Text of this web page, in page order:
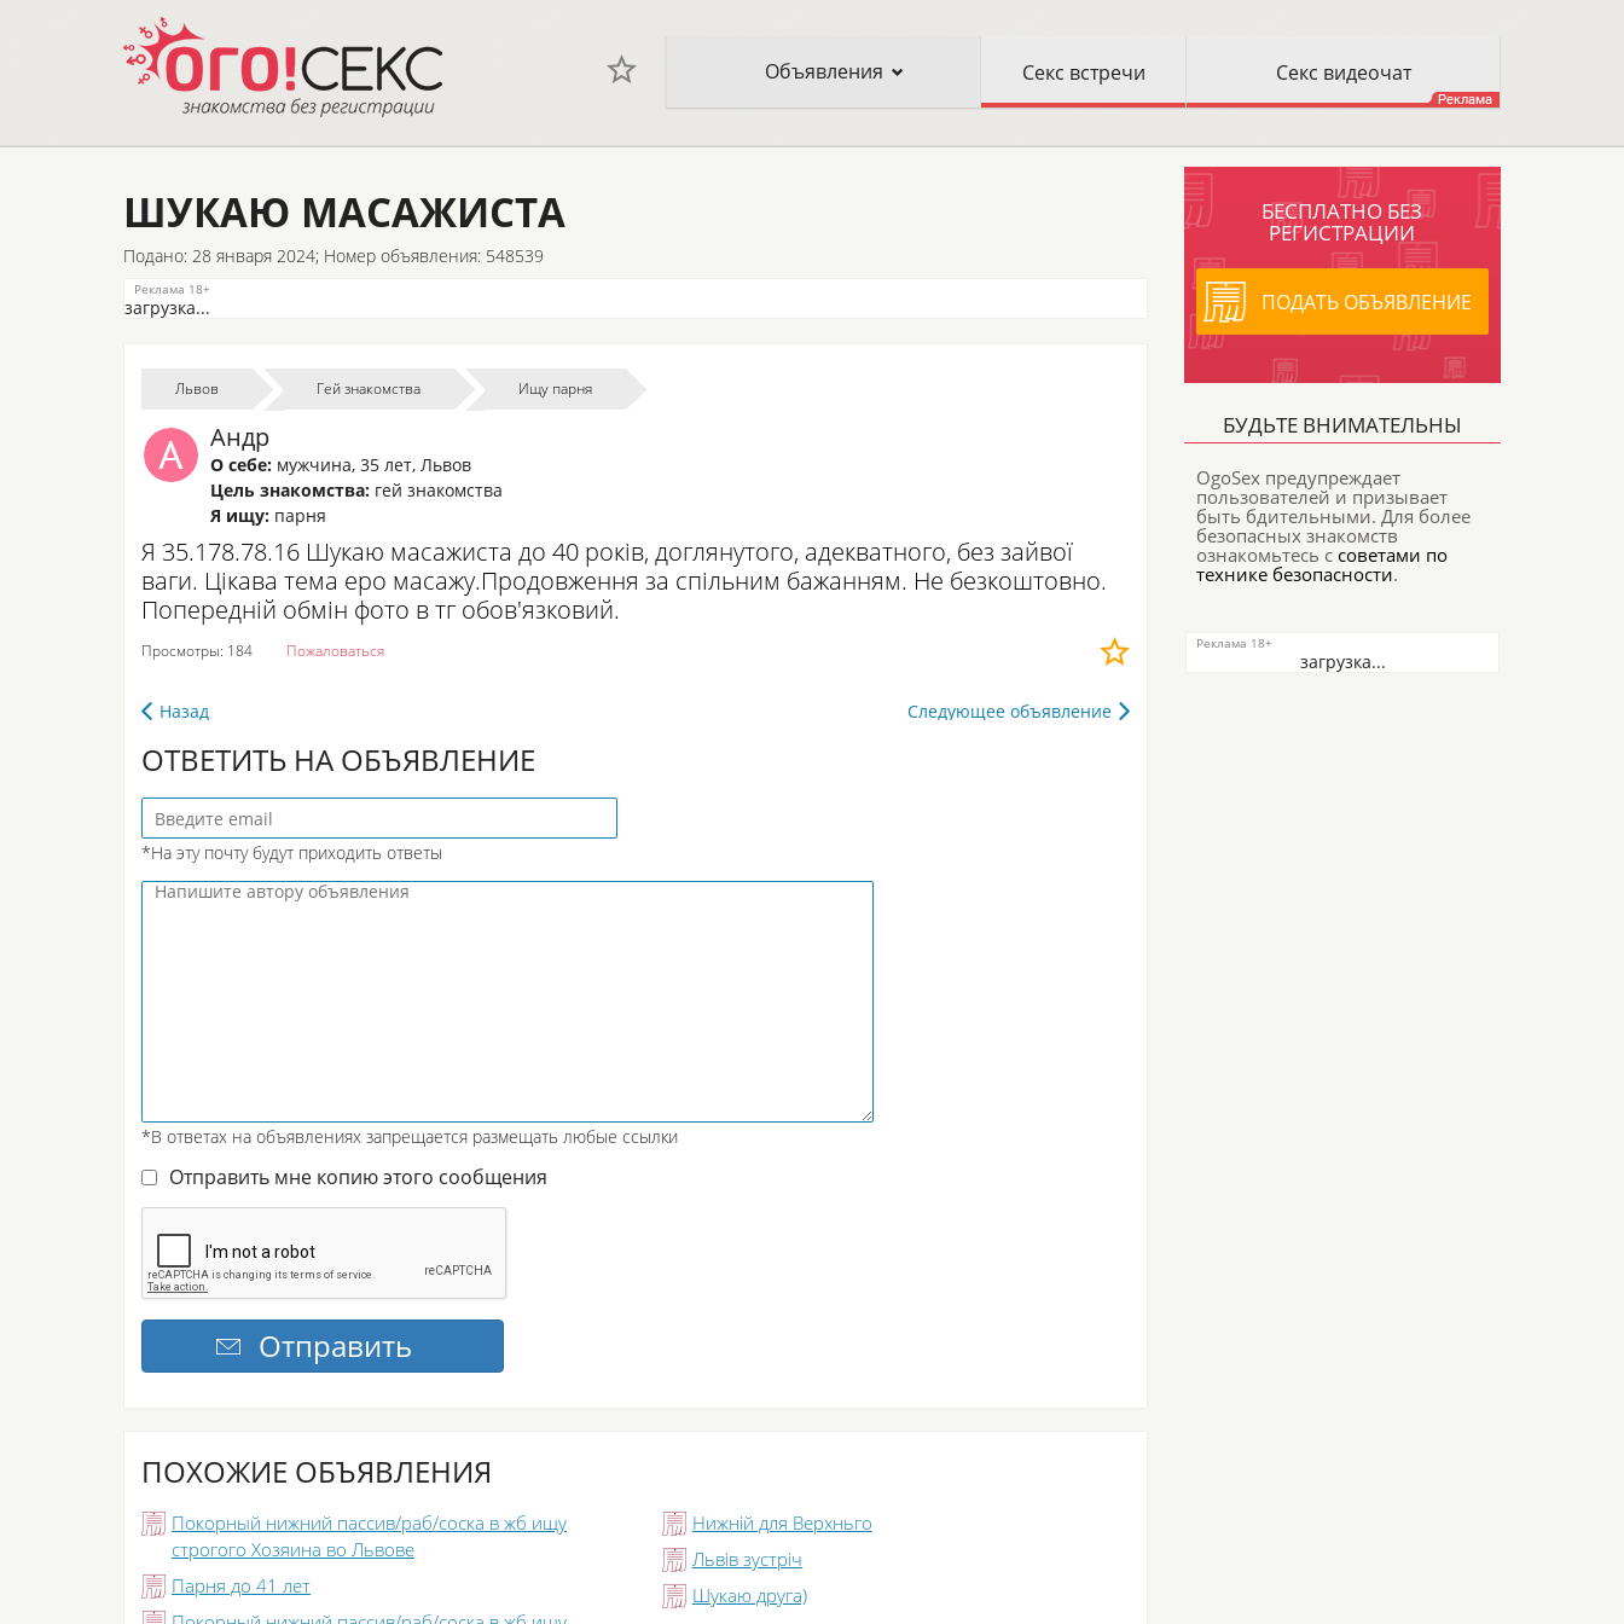
Объявления
ШУКАЮ МАСАЖИСТА
Подано: 28 января 2024; Номер объявления: 548539
БЕСПЛАТНО БЕЗ
РЕГИСТРАЦИИ
ПОДАТЬ ОБЪЯВЛЕНИЕ
БУДЬТЕ ВНИМАТЕЛЬНЫ
OgoSex предупреждает
пользователей и призывает
быть бдительными. Для более
безопасных знакомств
ознакомьтесь с советами по
технике безопасности.
загрузка...
загрузка...
Львов Гей знакомства Ищу парня
Андр
О себе: мужчина, 35 лет, Львов
Цель знакомства: гей знакомства
Я ищу: парня
Я 35.178.78.16 Шукаю масажиста до 40 років, доглянутого, адекватного, без зайвої
ваги. Цікава тема еро масажу.Продовження за спільним бажанням. Не безкоштовно.
Попередній обмін фото в тг обов'язковий.
Просмотры: 184 Пожаловаться
Назад Следующее объявление
ОТВЕТИТЬ НА ОБЪЯВЛЕНИЕ
*На эту почту будут приходить ответы
*В ответах на объявлениях запрещается размещать любые ссылки
Отправить мне копию этого сообщения
ПОХОЖИЕ ОБЪЯВЛЕНИЯ
Покорный нижний пассив/раб/соска в жб ищу
строгого Хозяина во Львове
Парня до 41 лет
Нижній для Верхньго
Львів зустріч
Шукаю друга)